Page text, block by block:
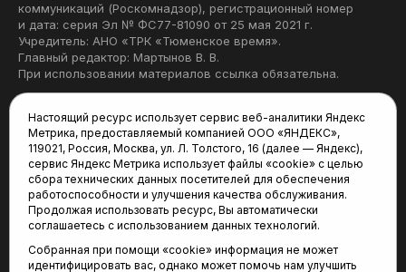
коммуникаций (Роскомнадзор), регистрационный номер
и дата: серия Эл № ФС77-81090 от 25 мая 2021 г.
Учредитель: АНО «ТРК «Тюменское время».
Главный редактор: Мартынов В. В.
При использовании материалов ссылка обязательна.
Редакция:
625035, Тюмень, пр. Геологоразведчиков, 28А
(3452) 68-22-28
tum-arena@mail.ru
Отдел продаж:
(3452) 68-89-78
Настоящий ресурс использует сервис веб-аналитики Яндекс
Метрика, предоставляемый компанией ООО «ЯНДЕКС»,
119021, Россия, Москва, ул. Л. Толстого, 16 (далее — Яндекс),
сервис Яндекс Метрика использует файлы «cookie» с целью
сбора технических данных посетителей для обеспечения
работоспособности и улучшения качества обслуживания.
Продолжая использовать ресурс, Вы автоматически
соглашаетесь с использованием данных технологий.
Собранная при помощи «cookie» информация не может
идентифицировать вас, однако может помочь нам улучшить